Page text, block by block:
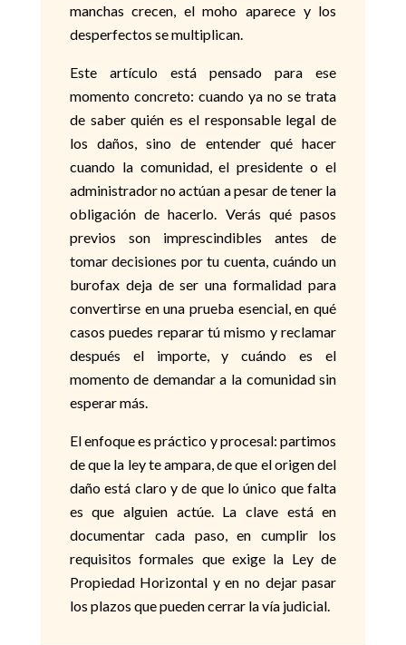
manchas crecen, el moho aparece y los
desperfectos se multiplican.
Este artículo está pensado para ese
momento concreto: cuando ya no se trata
de saber quién es el responsable legal de
los daños, sino de entender qué hacer
cuando la comunidad, el presidente o el
administrador no actúan a pesar de tener la
obligación de hacerlo. Verás qué pasos
previos son imprescindibles antes de
tomar decisiones por tu cuenta, cuándo un
burofax deja de ser una formalidad para
convertirse en una prueba esencial, en qué
casos puedes reparar tú mismo y reclamar
después el importe, y cuándo es el
momento de demandar a la comunidad sin
esperar más.
El enfoque es práctico y procesal: partimos
de que la ley te ampara, de que el origen del
daño está claro y de que lo único que falta
es que alguien actúe. La clave está en
documentar cada paso, en cumplir los
requisitos formales que exige la Ley de
Propiedad Horizontal y en no dejar pasar
los plazos que pueden cerrar la vía judicial.